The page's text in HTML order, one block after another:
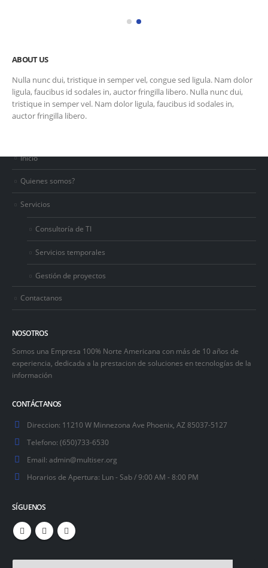
ABOUT US
Nulla nunc dui, tristique in semper vel, congue sed ligula. Nam dolor
ligula, faucibus id sodales in, auctor fringilla libero. Nulla nunc dui,
tristique in semper vel. Nam dolor ligula, faucibus id sodales in,
auctor fringilla libero.
Inicio
Quienes somos?
Servicios
Consultoría de TI
Servicios temporales
Gestión de proyectos
Contactanos
NOSOTROS
Somos una Empresa 100% Norte Americana con más de 10 años de
experiencia, dedicada a la prestacion de soluciones en tecnologías de la
información
CONTÁCTANOS
Direccion: 11210 W Minnezona Ave Phoenix, AZ 85037-5127
Telefono: (650)733-6530
Email: admin@multiser.org
Horarios de Apertura: Lun - Sab / 9:00 AM - 8:00 PM
SÍGUENOS